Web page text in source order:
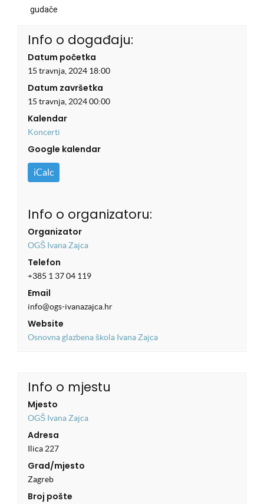
gudače
Info o događaju:
Datum početka
15 travnja, 2024 18:00
Datum završetka
15 travnja, 2024 00:00
Kalendar
Koncerti
Google kalendar
iCalc
Info o organizatoru:
Organizator
OGŠ Ivana Zajca
Telefon
+385 1 37 04 119
Email
info@ogs-ivanazajca.hr
Website
Osnovna glazbena škola Ivana Zajca
Info o mjestu
Mjesto
OGŠ Ivana Zajca
Adresa
Ilica 227
Grad/mjesto
Zagreb
Broj pošte